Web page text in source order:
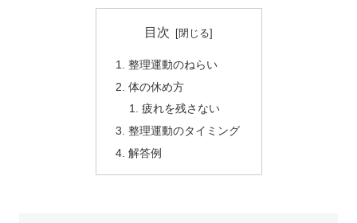
目次
整理運動のねらい
体の休め方
疲れを残さない
整理運動のタイミング
解答例